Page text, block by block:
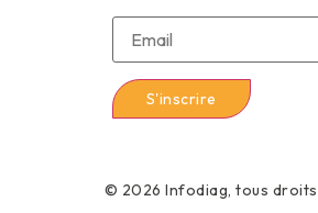
© 2026 Infodiag, tous